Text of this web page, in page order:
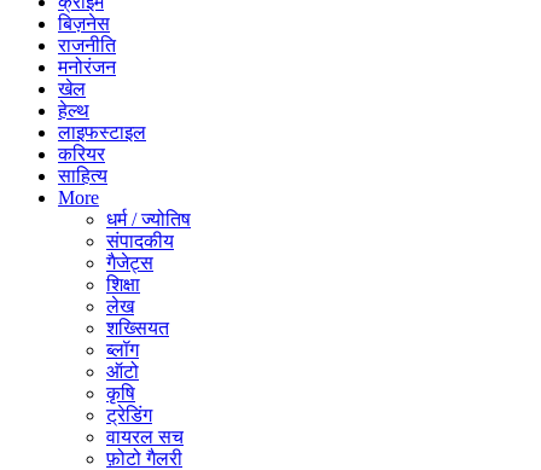
बिज़नेस
राजनीति
मनोरंजन
खेल
हेल्थ
लाइफस्टाइल
करियर
साहित्य
More
धर्म / ज्योतिष
संपादकीय
गैजेट्स
शिक्षा
लेख
शख्सियत
ब्लॉग
ऑटो
कृषि
ट्रेडिंग
वायरल सच
फ़ोटो गैलरी